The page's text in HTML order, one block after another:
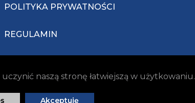
POLITYKA PRYWATNOŚCI
REGULAMIN
naszą stronę łatwiejszą w użytkowaniu.
Akceptuję